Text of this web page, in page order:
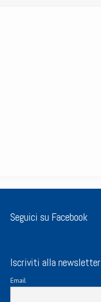
Seguici su Facebook
Iscriviti alla newsletter
Email